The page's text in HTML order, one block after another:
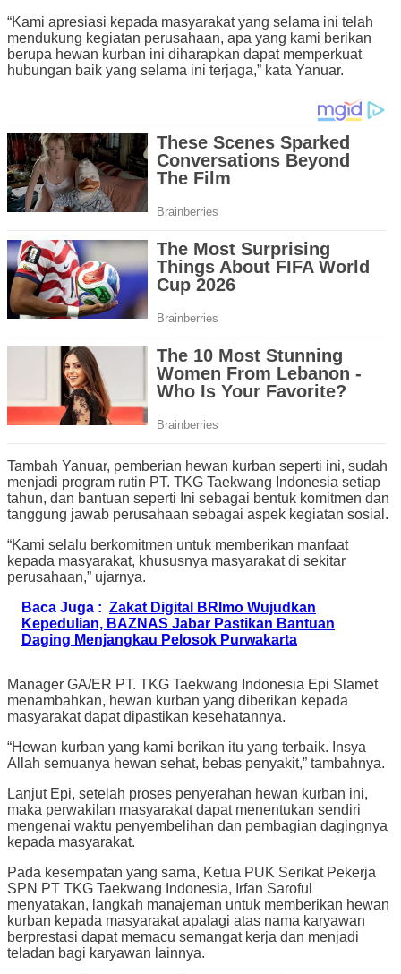
“Kami apresiasi kepada masyarakat yang selama ini telah
mendukung kegiatan perusahaan, apa yang kami berikan
berupa hewan kurban ini diharapkan dapat memperkuat
hubungan baik yang selama ini terjaga,” kata Yanuar.
Tambah Yanuar, pemberian hewan kurban seperti ini, sudah
menjadi program rutin PT. TKG Taekwang Indonesia setiap
tahun, dan bantuan seperti Ini sebagai bentuk komitmen dan
tanggung jawab perusahaan sebagai aspek kegiatan sosial.
“Kami selalu berkomitmen untuk memberikan manfaat
kepada masyarakat, khususnya masyarakat di sekitar
perusahaan,” ujarnya.
Baca Juga : Zakat Digital BRImo Wujudkan
Kepedulian, BAZNAS Jabar Pastikan Bantuan
Daging Menjangkau Pelosok Purwakarta
Manager GA/ER PT. TKG Taekwang Indonesia Epi Slamet
menambahkan, hewan kurban yang diberikan kepada
masyarakat dapat dipastikan kesehatannya.
“Hewan kurban yang kami berikan itu yang terbaik. Insya
Allah semuanya hewan sehat, bebas penyakit,” tambahnya.
Lanjut Epi, setelah proses penyerahan hewan kurban ini,
maka perwakilan masyarakat dapat menentukan sendiri
mengenai waktu penyembelihan dan pembagian dagingnya
kepada masyarakat.
Pada kesempatan yang sama, Ketua PUK Serikat Pekerja
SPN PT TKG Taekwang Indonesia, Irfan Saroful
menyatakan, langkah manajeman untuk memberikan hewan
kurban kepada masyarakat apalagi atas nama karyawan
berprestasi dapat memacu semangat kerja dan menjadi
teladan bagi karyawan lainnya.